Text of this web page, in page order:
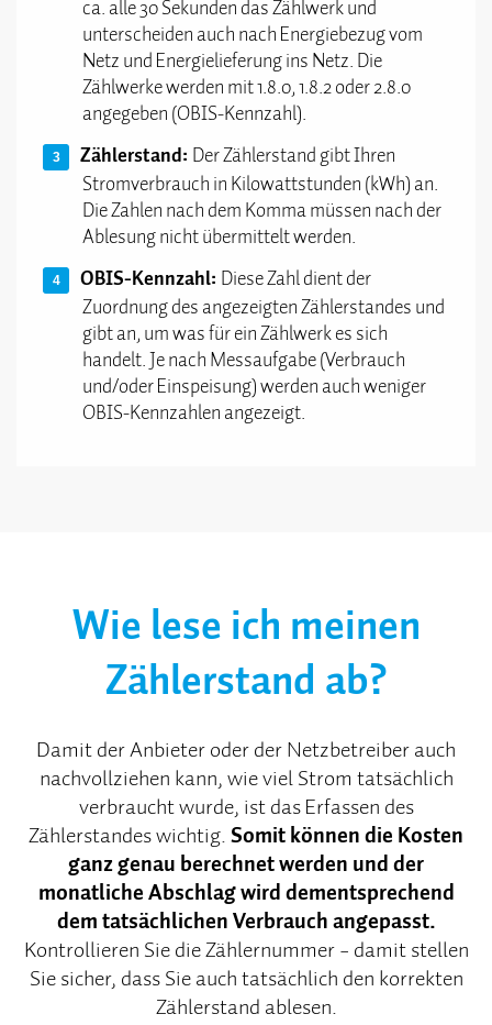
ca. alle 30 Sekunden das Zählwerk und
unterscheiden auch nach Energiebezug vom
Netz und Energielieferung ins Netz. Die
Zählwerke werden mit 1.8.0, 1.8.2 oder 2.8.0
angegeben (OBIS-Kennzahl).
Zählerstand: Der Zählerstand gibt Ihren
Stromverbrauch in Kilowattstunden (kWh) an.
Die Zahlen nach dem Komma müssen nach der
Ablesung nicht übermittelt werden.
OBIS-Kennzahl: Diese Zahl dient der
Zuordnung des angezeigten Zählerstandes und
gibt an, um was für ein Zählwerk es sich
handelt. Je nach Messaufgabe (Verbrauch
und/oder Einspeisung) werden auch weniger
OBIS-Kennzahlen angezeigt.
Wie lese ich meinen
Zählerstand ab?
Damit der Anbieter oder der Netzbetreiber auch
nachvollziehen kann, wie viel Strom tatsächlich
verbraucht wurde, ist das Erfassen des
Zählerstandes wichtig.Somit können die Kosten
ganz genau berechnet werden und der
monatliche Abschlag wird dementsprechend
dem tatsächlichen Verbrauch angepasst.
Kontrollieren Sie die Zählernummer − damit stellen
Sie sicher, dass Sie auch tatsächlich den korrekten
Zählerstand ablesen.